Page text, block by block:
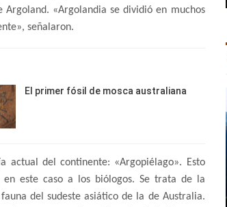
«Argolandia se dividió en muchos
señalaron.
El primer fósil de mosca australiana
actual del continente: «Argopiélago». Esto
este caso a los biólogos. Se trata de la
del sudeste asiático de la de Australia.